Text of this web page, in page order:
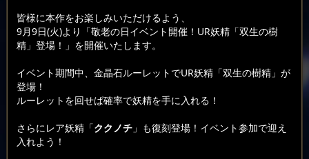
皆様に本作をお楽しみいただけるよう、
9月9日(火)より「敬老の日イベント開催！UR妖精「双生の樹
精」登場！」を開催いたします。
イベント期間中、金晶石ルーレットでUR妖精「双生の樹精」が
登場！
ルーレットを回せば確率で妖精を手に入れる！
さらにレア妖精「ククノチ」も復刻登場！イベント参加で迎え
入れよう！